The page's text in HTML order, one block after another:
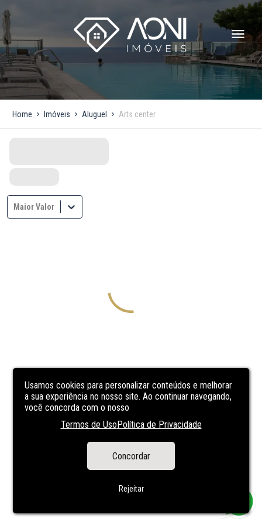
Usamos cookies para personalizar conteúdos e melhorar
a sua experiência no nosso site. Ao continuar navegando,
você concorda com o nosso
Termos de UsoPolítica de Privacidade
Concordar
Rejeitar
Home Imóveis Aluguel Arts center
Maior Valor